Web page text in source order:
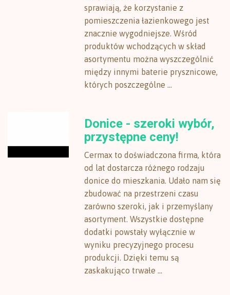
sprawiają, że korzystanie z
pomieszczenia łazienkowego jest
znacznie wygodniejsze. Wśród
produktów wchodzących w skład
asortymentu można wyszczególnić
między innymi baterie prysznicowe,
których poszczególne ...
Donice - szeroki wybór,
przystępne ceny!
Cermax to doświadczona firma, która
od lat dostarcza różnego rodzaju
donice do mieszkania. Udało nam się
zbudować na przestrzeni czasu
zarówno szeroki, jak i przemyślany
asortyment. Wszystkie dostępne
dodatki powstały wyłącznie w
wyniku precyzyjnego procesu
produkcji. Dzięki temu są
zaskakująco trwałe ...